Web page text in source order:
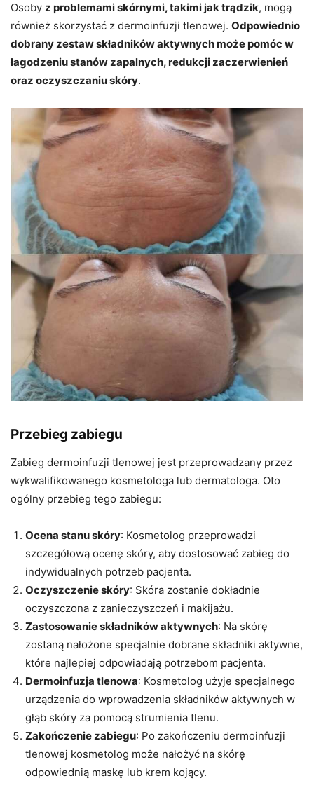
Osoby z problemami skórnymi, takimi jak trądzik, mogą
również skorzystać z dermoinfuzji tlenowej. Odpowiednio
dobrany zestaw składników aktywnych może pomóc w
łagodzeniu stanów zapalnych, redukcji zaczerwienień
oraz oczyszczaniu skóry.
Przebieg zabiegu
Zabieg dermoinfuzji tlenowej jest przeprowadzany przez
wykwalifikowanego kosmetologa lub dermatologa. Oto
ogólny przebieg tego zabiegu:
Ocena stanu skóry: Kosmetolog przeprowadzi
szczegółową ocenę skóry, aby dostosować zabieg do
indywidualnych potrzeb pacjenta.
Oczyszczenie skóry: Skóra zostanie dokładnie
oczyszczona z zanieczyszczeń i makijażu.
Zastosowanie składników aktywnych: Na skórę
zostaną nałożone specjalnie dobrane składniki aktywne,
które najlepiej odpowiadają potrzebom pacjenta.
Dermoinfuzja tlenowa: Kosmetolog użyje specjalnego
urządzenia do wprowadzenia składników aktywnych w
głąb skóry za pomocą strumienia tlenu.
Zakończenie zabiegu: Po zakończeniu dermoinfuzji
tlenowej kosmetolog może nałożyć na skórę
odpowiednią maskę lub krem kojący.